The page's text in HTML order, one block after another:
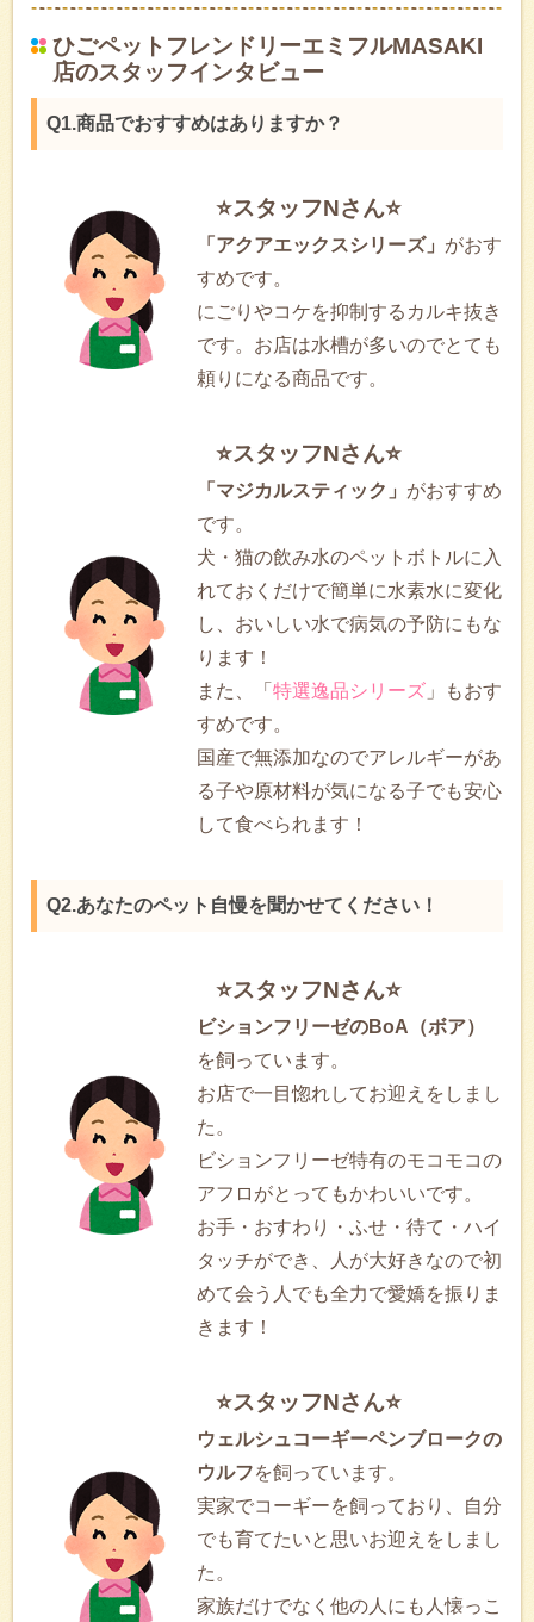
ひごペットフレンドリーエミフルMASAKI
店のスタッフインタビュー
Q1.商品でおすすめはありますか？
⭐スタッフNさん⭐
「アクアエックスシリーズ」 がおす
すめです。
にごりやコケを抑制するカルキ抜き
です。お店は水槽が多いのでとても
頼りになる商品です。
⭐スタッフNさん⭐
「マジカルスティック」 がおすすめ
です。
犬・猫の飲み水のペットボトルに入
れておくだけで簡単に水素水に変化
し、おいしい水で病気の予防にもな
ります！
また、「 特選逸品シリーズ 」もおす
すめです。
国産で無添加なのでアレルギーがあ
る子や原材料が気になる子でも安心
して食べられます！
Q2.あなたのペット自慢を聞かせてください！
⭐スタッフNさん⭐
ビションフリーゼのBoA（ボア）
を飼っています。
お店で一目惚れしてお迎えをしまし
た。
ビションフリーゼ特有のモコモコの
アフロがとってもかわいいです。
お手・おすわり・ふせ・待て・ハイ
タッチができ、人が大好きなので初
めて会う人でも全力で愛嬌を振りま
きます！
⭐スタッフNさん⭐
ウェルシュコーギーペンブロークの
ウルフを飼っています。
実家でコーギーを飼っており、自分
でも育てたいと思いお迎えをしまし
た。
家族だけでなく他の人にも人懐っこ